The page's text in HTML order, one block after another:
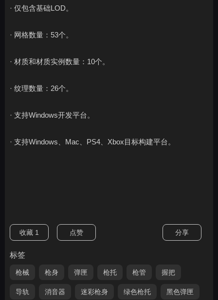
· 仅包含基础LOD。
· 网格数量：53个。
· 材质和材质实例数量：10个。
· 纹理数量：26个。
· 支持Windows开发平台。
· 支持Windows、Mac、PS4、Xbox目标构建平台。
收藏 1 点赞 分享
标签
枪械 枪身 弹匣 枪托 枪管 握把
导轨 消音器 迷彩枪身 绿色枪托 黑色弹匣